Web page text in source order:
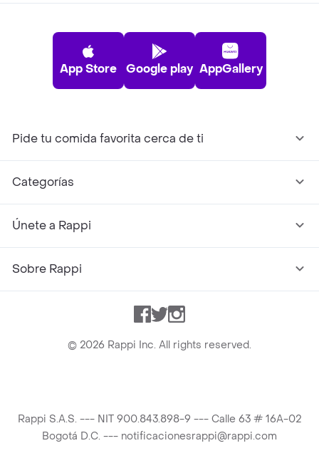
App Store Google play AppGallery
Pide tu comida favorita cerca de ti
Categorías
Únete a Rappi
Sobre Rappi
Facebook
TwitterInstagram
© 2026 Rappi Inc. All rights reserved.
Rappi S.A.S. --- NIT 900.843.898-9 --- Calle 63 # 16A-02
Bogotá D.C. --- notificacionesrappi@rappi.com